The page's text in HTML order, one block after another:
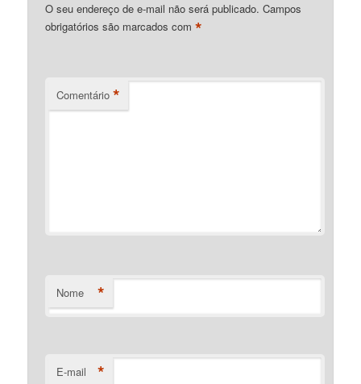
O seu endereço de e-mail não será publicado. Campos
obrigatórios são marcados com*
Comentário *
Nome *
E-mail *